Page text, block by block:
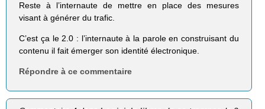
Reste à l’internaute de mettre en place des mesures
visant à générer du trafic.
C’est ça le 2.0 : l’internaute à la parole en construisant du
contenu il fait émerger son identité électronique.
Répondre à ce commentaire